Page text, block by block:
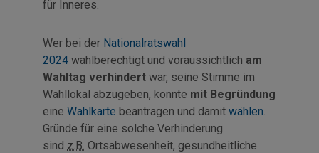
für Inneres.
Wer bei der Nationalratswahl
2024 wahlberechtigt und voraussichtlich am
Wahltag verhindert war, seine Stimme im
Wahllokal abzugeben, konnte mit Begründung
eine Wahlkarte beantragen und damit wählen.
Gründe für eine solche Verhinderung
sind z.B. Ortsabwesenheit, gesundheitliche